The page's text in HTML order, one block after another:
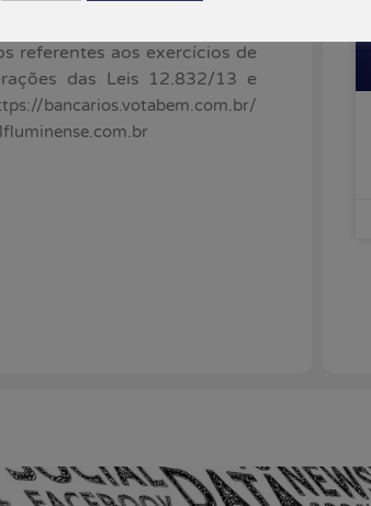
Coletivo de Trabalho para
referentes aos exercícios de
das Leis 12.832/13 e
bancarios.votabem.com.br/